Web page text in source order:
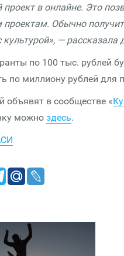
проект в онлайне. Это
проектам. Обычно
культурой», —
по 100 тыс. рублей
по миллиону рублей для
объявят в сообществе «
можно здесь.